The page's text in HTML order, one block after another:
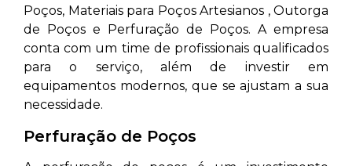
Poços, Materiais para Poços Artesianos , Outorga
de Poços e Perfuração de Poços. A empresa
conta com um time de profissionais qualificados
para o serviço, além de investir em
equipamentos modernos, que se ajustam a sua
necessidade.
Perfuração de Poços